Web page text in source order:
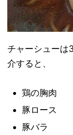
チャーシューは
介すると、
鶏の胸肉
豚ロース
豚バラ